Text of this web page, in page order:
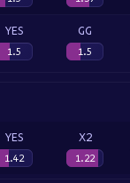
YES
1.5
GG
1.5
YES
1.42
X2
1.22